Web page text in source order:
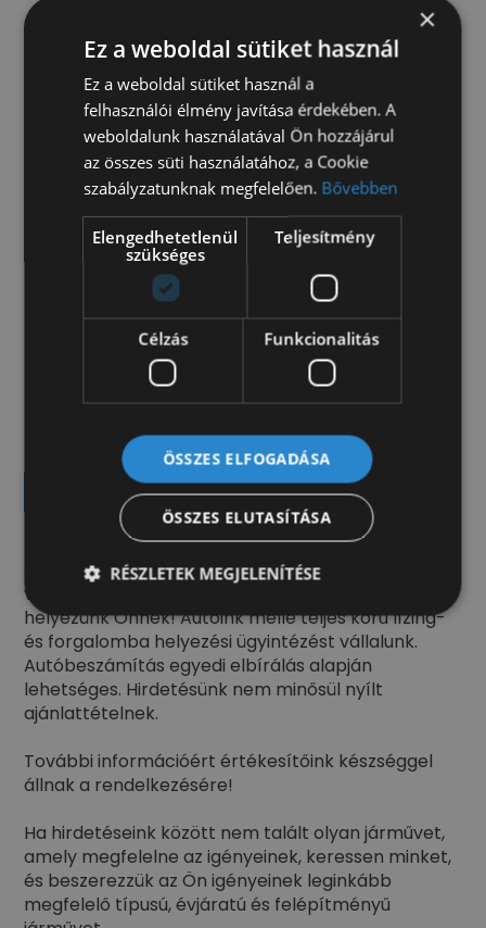
fedélzeti számítógép
szervokormány
fűthető első szélvédő
négyévszakos gumiabroncs
Ajánlatot kérek
A jármű külföldi partnerünk telephelyén található,
amelyet igény szerint behozunk, műszaki
vizsgáztatunk, felépítményezünk és forgalomba
helyezünk Önnek! Autóink mellé teljes körű lízing-
és forgalomba helyezési ügyintézést vállalunk.
Autóbeszámítás egyedi elbírálás alapján
lehetséges. Hirdetésünk nem minősül nyílt
ajánlattételnek.
További információért értékesítőink készséggel
állnak a rendelkezésére!
Ha hirdetéseink között nem talált olyan járművet,
amely megfelelne az igényeinek, keressen minket,
és beszerezzük az Ön igényeinek leginkább
megfelelő típusú, évjáratú és felépítményű
×
Ez a weboldal sütiket használ
Ez a weboldal sütiket használ a
felhasználói élmény javítása érdekében. A
weboldalunk használatával Ön hozzájárul
az összes süti használatához, a Cookie
szabályzatunknak megfelelően. Bővebben
Elengedhetetlenül
szükséges
Teljesítmény
Célzás Funkcionalitás
ÖSSZES ELFOGADÁSA
ÖSSZES ELUTASÍTÁSA
RÉSZLETEK MEGJELENÍTÉSE